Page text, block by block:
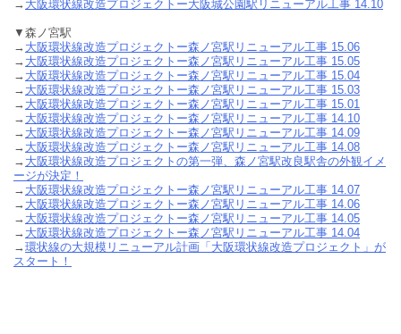
→ 大阪環状線改造プロジェクトー大阪城公園駅リニューアル工事 14.10
▼森ノ宮駅
→ 大阪環状線改造プロジェクトー森ノ宮駅リニューアル工事 15.06
→ 大阪環状線改造プロジェクトー森ノ宮駅リニューアル工事 15.05
→ 大阪環状線改造プロジェクトー森ノ宮駅リニューアル工事 15.04
→ 大阪環状線改造プロジェクトー森ノ宮駅リニューアル工事 15.03
→ 大阪環状線改造プロジェクトー森ノ宮駅リニューアル工事 15.01
→ 大阪環状線改造プロジェクトー森ノ宮駅リニューアル工事 14.10
→ 大阪環状線改造プロジェクトー森ノ宮駅リニューアル工事 14.09
→ 大阪環状線改造プロジェクトー森ノ宮駅リニューアル工事 14.08
→ 大阪環状線改造プロジェクトの第一弾、森ノ宮駅改良駅舎の外観イメ
ージが決定！
→ 大阪環状線改造プロジェクトー森ノ宮駅リニューアル工事 14.07
→ 大阪環状線改造プロジェクトー森ノ宮駅リニューアル工事 14.06
→ 大阪環状線改造プロジェクトー森ノ宮駅リニューアル工事 14.05
→ 大阪環状線改造プロジェクトー森ノ宮駅リニューアル工事 14.04
→環状線の大規模リニューアル計画「大阪環状線改造プロジェクト」が
スタート！